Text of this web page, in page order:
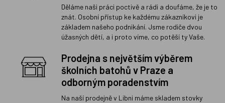
Děláme naši práci poctivě a rádi a doufáme, že je to
znát. Osobní přístup ke každému zákazníkovi je
základem našeho podnikání. Jsme rodiče dvou
úžasných dětí, a i proto víme, co potěší ty Vaše.
Prodejna s největším výběrem
školních batohů v Praze a
odborným poradenstvím
Na naší prodejně v Libni máme skladem stovky